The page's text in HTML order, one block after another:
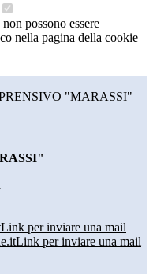
possono essere
nella pagina della cookie
"MARASSI"
Link per inviare una mail
Link per inviare una mail